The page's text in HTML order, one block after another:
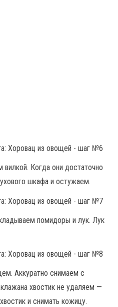
Когда они достаточно
шкафа и остужаем.
помидоры и лук. Лук
Аккуратно снимаем с
хвостик не удаляем —
и снимать кожицу.